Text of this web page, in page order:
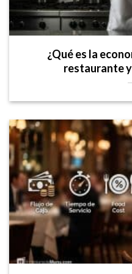
¿Qué es la
restaurante